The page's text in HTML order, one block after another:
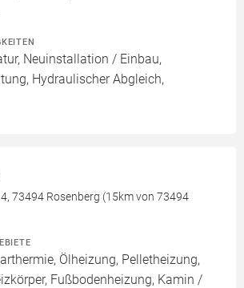
Neuinstallation / Einbau,
Hydraulischer Abgleich,
73494 Rosenberg (15km von 73494
Ölheizung, Pelletheizung,
Fußbodenheizung, Kamin /